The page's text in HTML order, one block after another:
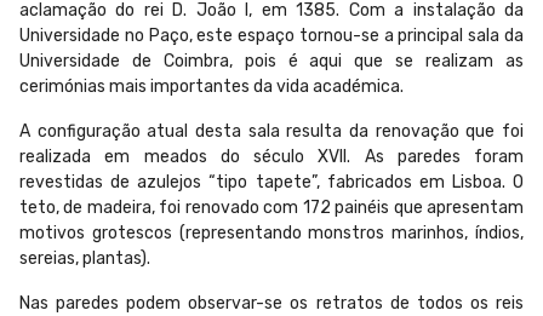
aclamação do rei D. João I, em 1385. Com a instalação da
Universidade no Paço, este espaço tornou-se a principal sala da
Universidade de Coimbra, pois é aqui que se realizam as
cerimónias mais importantes da vida académica.
A configuração atual desta sala resulta da renovação que foi
realizada em meados do século XVII. As paredes foram
revestidas de azulejos “tipo tapete”, fabricados em Lisboa. O
teto, de madeira, foi renovado com 172 painéis que apresentam
motivos grotescos (representando monstros marinhos, índios,
sereias, plantas).
Nas paredes podem observar-se os retratos de todos os reis